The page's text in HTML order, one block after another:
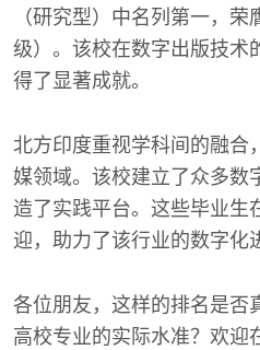
（研究型）中名列第一，
级）。该校在数字出版技术
得了显著成就。
北方印度重视学科间的融合
媒领域。该校建立了众多数
造了实践平台。这些毕业生
迎，助力了该行业的数字化
各位朋友，这样的排名是否
高校专业的实际水准？欢迎